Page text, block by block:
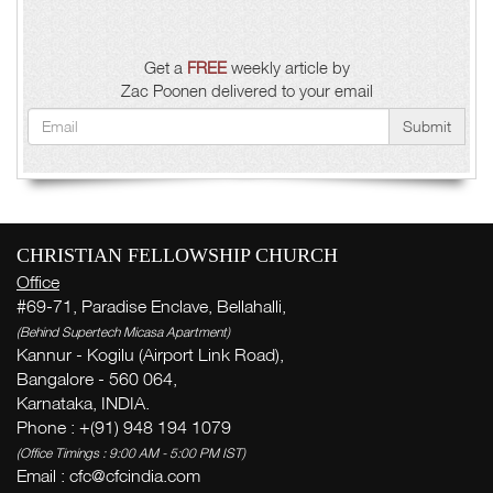
Get a FREEweekly article by
Zac Poonen delivered to your email
Submit
CHRISTIAN FELLOWSHIP CHURCH
Office
#69-71, Paradise Enclave, Bellahalli,
(Behind Supertech Micasa Apartment)
Kannur - Kogilu (Airport Link Road),
Bangalore - 560 064,
Karnataka, INDIA.
Phone : +(91) 948 194 1079
(Office Timings : 9:00 AM - 5:00 PM IST)
Email : cfc@cfcindia.com